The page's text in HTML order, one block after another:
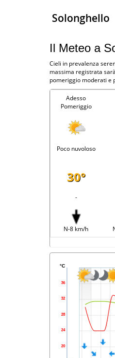
Solonghello
Il Meteo a
Cieli in prevalenza
massima registrata
pomeriggio moderati e
Adesso
Pomeriggio
Poco nuvoloso
30°
-
N-8 km/h
°C
20
24
28
32
36